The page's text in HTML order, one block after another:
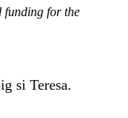
funding for the
si Teresa.